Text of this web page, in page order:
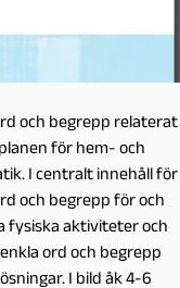
och begrepp relaterat
för hem- och
I centralt innehåll för
och begrepp för och
fysiska aktiviteter och
ord och begrepp
I bild åk 4-6